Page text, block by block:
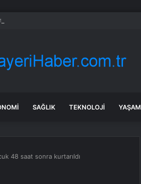
geriye dev bir iz bıraktı
SAĞLIK TEKNOLOJI YAŞAM
48 saat sonra kurtarıldı